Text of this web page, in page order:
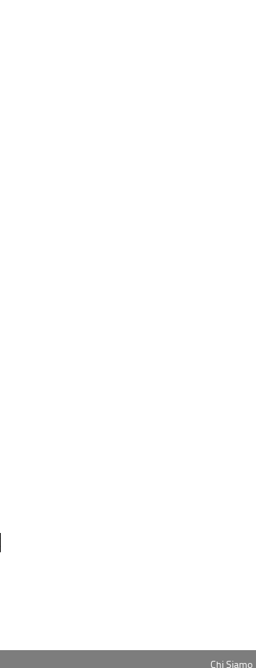
Chi Siamo